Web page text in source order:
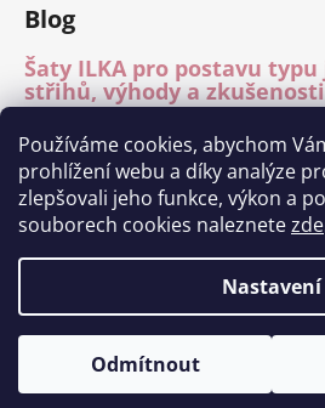
Používáme cookies, abychom
prohlížení webu a díky analýze
zlepšovali jeho funkce, výkon a
souborech cookies naleznetezde
Nastavení
Odmítnout
Blog
Šaty ILKA pro postavu
střihů, výhody a zkušenosti
Mléčné hedvábí – recenze
15.7.2026
Módní přehlídka Charita
1.7.2026
Copyright 2026Ilka fashion .